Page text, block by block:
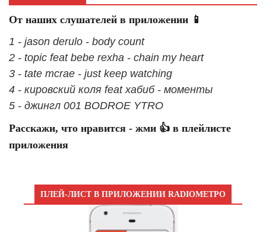
От наших слушателей в приложении 📱
1 - jason derulo - body count
2 - topic feat bebe rexha - chain my heart
3 - tate mcrae - just keep watching
4 - кировский коля feat хабиб - моменты
5 - джингл 001 BODROE YTRO
Расскажи, что нравится - жми 👍 в плейлисте
приложения
ПЛЕЙ-ЛИСТ В ПРИЛОЖЕНИИ RADIOМЕТРО